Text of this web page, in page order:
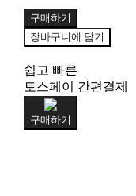
구매하기
장바구니에 담기
쉽고 빠른
토스페이 간편결제
구매하기